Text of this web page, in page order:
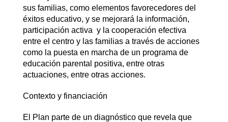
sus familias, como elementos favorecedores del
éxitos educativo, y se mejorará la información,
participación activa y la cooperación efectiva
entre el centro y las familias a través de acciones
como la puesta en marcha de un programa de
educación parental positiva, entre otras
actuaciones, entre otras acciones.
Contexto y financiación
El Plan parte de un diagnóstico que revela que